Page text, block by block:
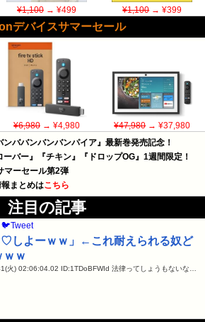
¥1,100→ ¥499 ¥1,100→ ¥399
デバイスサマーセール
¥6,980→ ¥4,980 ¥47,980→ ¥37,980
ババンバンバンパイア』最新巻発売記念！
バー』『チキン』『ドロップOG』1週間限定！
マーセール第2弾
まとめはこちら
注目の記事
🐦Tweet
しよーｗｗ」←これ耐えられる奴ど
ｗｗ
火) 02:06:04.02 ID:1TDoBFWId 法律ってしょうもないな…